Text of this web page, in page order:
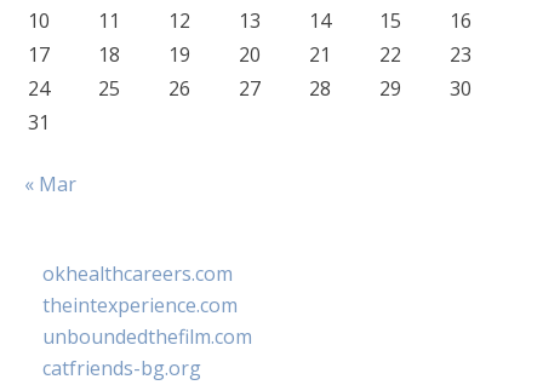
10 11 12 13 14 15
16
17
18 19 20 21 22
23
24
25 26 27 28 29
30
31
« Mar
okhealthcareers.com
theintexperience.com
unboundedthefilm.com
catfriends-bg.org